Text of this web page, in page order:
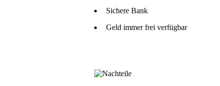
Sichere Bank
Geld immer frei verfügbar